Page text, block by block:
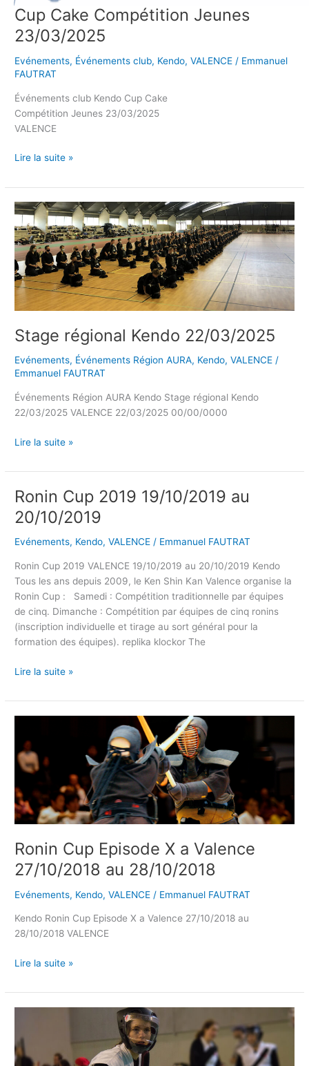
Cup Cake Compétition Jeunes
23/03/2025
Evénements, Événements club, Kendo,VALENCE / Emmanuel
FAUTRAT
Événements club Kendo Cup Cake
Compétition Jeunes 23/03/2025
VALENCE
Lire la suite »
Stage régional Kendo 22/03/2025
Evénements, Événements Région AURA, Kendo,VALENCE /
Emmanuel FAUTRAT
Événements Région AURA Kendo Stage régional Kendo
22/03/2025 VALENCE 22/03/2025 00/00/0000
Stage
régional
Kendo
22/03/2025
Lire la suite »
Ronin Cup 2019 19/10/2019 au
20/10/2019
Evénements, Kendo,VALENCE / Emmanuel FAUTRAT
Ronin Cup 2019 VALENCE 19/10/2019 au 20/10/2019 Kendo
Tous les ans depuis 2009, le Ken Shin Kan Valence organise la
Ronin Cup : Samedi : Compétition traditionnelle par équipes
de cinq. Dimanche : Compétition par équipes de cinq ronins
(inscription individuelle et tirage au sort général pour la
formation des équipes). replika klockor The
Ronin
Cup
2019
19/10/2019
20/10/2019
Lire la suite »
Ronin Cup Episode X a Valence
27/10/2018 au 28/10/2018
Evénements, Kendo,VALENCE / Emmanuel FAUTRAT
Kendo Ronin Cup Episode X a Valence 27/10/2018 au
28/10/2018 VALENCE
Episode
X
Valence
27/10/2018
28/10/2018
Lire la suite »
STAGE
TECHNIQUE